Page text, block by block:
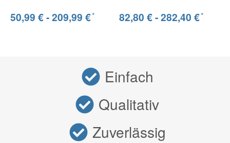
50,99 € -209,99 €* 82,80 € -282,40 €*
Einfach
Qualitativ
Zuverlässig